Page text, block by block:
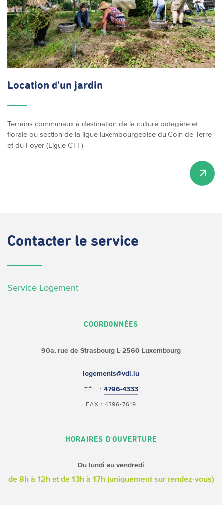
Location d'un jardin
Terrains communaux à destination de la culture potagère et
florale ou section de la ligue luxembourgeoise du Coin de Terre
et du Foyer (Ligue CTF)
Contacter le service
Service Logement
COORDONNÉES
90a, rue de Strasbourg L-2560 Luxembourg
logements@vdl.lu
TÉL. : 4796-4333
FAX : 4796-7619
HORAIRES D'OUVERTURE
Du lundi au vendredi
de 8h à 12het de 13h à 17h (uniquement sur rendez-vous)